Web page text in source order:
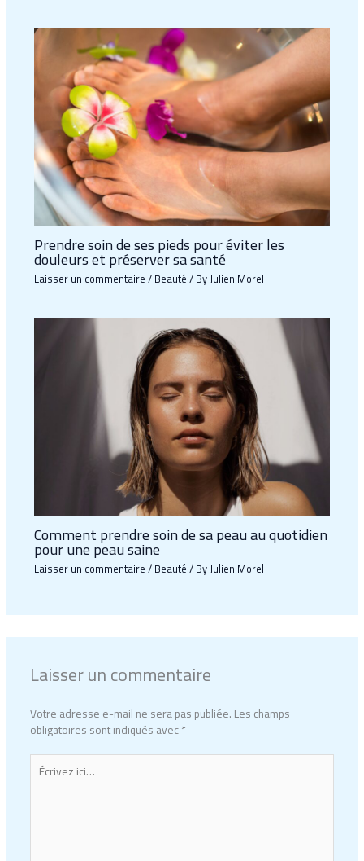
Prendre soin de ses pieds pour éviter les
douleurs et préserver sa santé
Laisser un commentaire/Beauté/ ByJulien Morel
Comment prendre soin de sa peau au quotidien
pour une peau saine
Laisser un commentaire/Beauté/ ByJulien Morel
Laisser un commentaire
Votre adresse e-mail ne sera pas publiée.Les champs
obligatoires sont indiqués avec*
Écrivez
ici…